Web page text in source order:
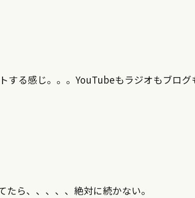
する感じ。。。YouTubeもラジオもブログ
ら、、、、、絶対に続かない。